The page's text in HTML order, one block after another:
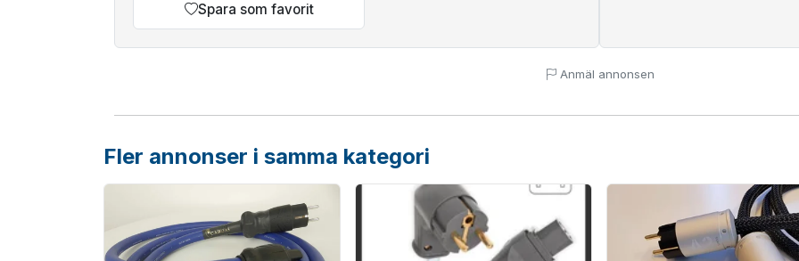
Spara som favorit
Anmäl annonsen
Fler annonser i samma kategori